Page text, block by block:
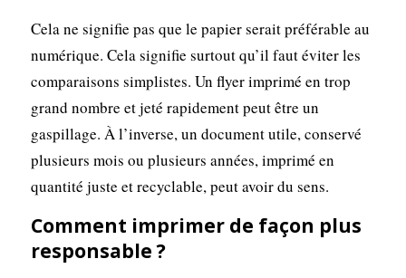
Cela ne signifie pas que le papier serait préférable au
numérique. Cela signifie surtout qu’il faut éviter les
comparaisons simplistes. Un flyer imprimé en trop
grand nombre et jeté rapidement peut être un
gaspillage. À l’inverse, un document utile, conservé
plusieurs mois ou plusieurs années, imprimé en
quantité juste et recyclable, peut avoir du sens.
Comment imprimer de façon plus
responsable ?